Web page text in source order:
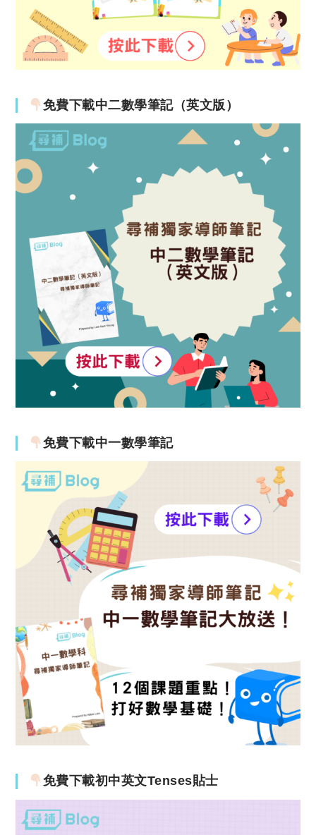
免費下載中二數學筆記（英文版）
免費下載中一數學筆記
免費下載初中英文Tenses貼士